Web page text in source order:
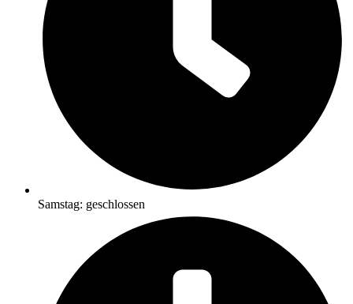
Samstag: geschlossen